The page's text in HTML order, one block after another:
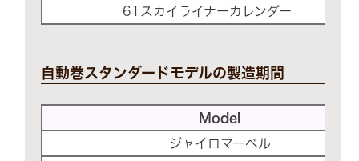
61スカイライナーカレンダー
自動巻スタンダードモデルの製造期間
Model
ジャイロマーベル